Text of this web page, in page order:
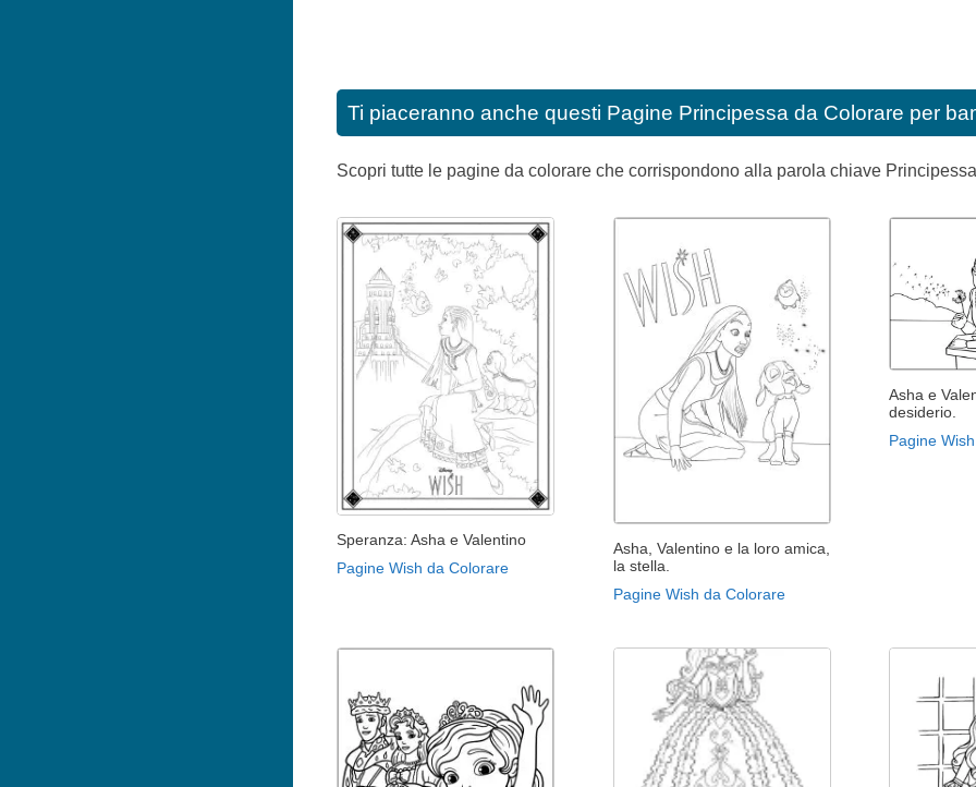
Ti piaceranno anche questi Pagine Principessa da Colorare per
Scopri tutte le pagine da colorare che corrispondono alla parola chiave
Speranza: Asha e Valentino
Pagine Wish da Colorare
Asha, Valentino e la loro amica,
la stella.
Pagine Wish da Colorare
Asha e
desiderio.
Pagine